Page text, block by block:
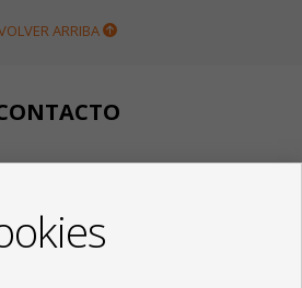
ARRIBA
Nerja (Málaga)
+34 951834450